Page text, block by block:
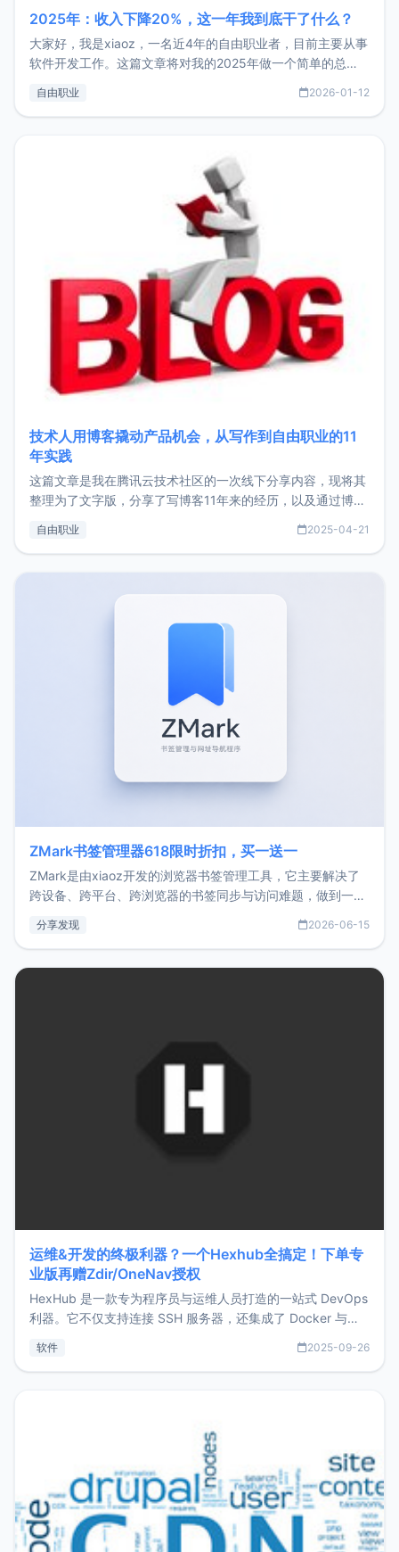
2025年：收入下降20%，这一年我到底干了什么？
大家好，我是xiaoz，一名近4年的自由职业者，目前主要从事
软件开发工作。这篇文章将对我的2025年做一个简单的总
收入下降20%，但却过得很充实，2026年不求突破，但求保
自由职业 2026-01-12
技术人用博客撬动产品机会，从写作到自由职业的11
年实践
这篇文章是我在腾讯云技术社区的一次线下分享内容，现将其
整理为了文字版，分享了写博客11年来的经历，以及通过博客
了我的首个产品ImgURL的真实数据和产品现状。自我介绍大
自由职业 2025-04-21
ZMark书签管理器618限时折扣，买一送一
ZMark是由xiaoz开发的浏览器书签管理工具，它主要解决了
跨设备、跨平台、跨浏览器的书签同步与访问难题，做到一处
用，让管理更高效。ZMark官网地址：
分享发现 2026-06-15
运维&开发的终极利器？一个Hexhub全搞定！下单专
业版再赠Zdir/OneNav授权
HexHub 是一款专为程序员与运维人员打造的一站式 DevOps
利器。它不仅支持连接 SSH 服务器，还集成了 Docker 与常
件间频繁切换，仅凭 HexHub 即可同时搞定运维与数据库操
软件 2025-09-26